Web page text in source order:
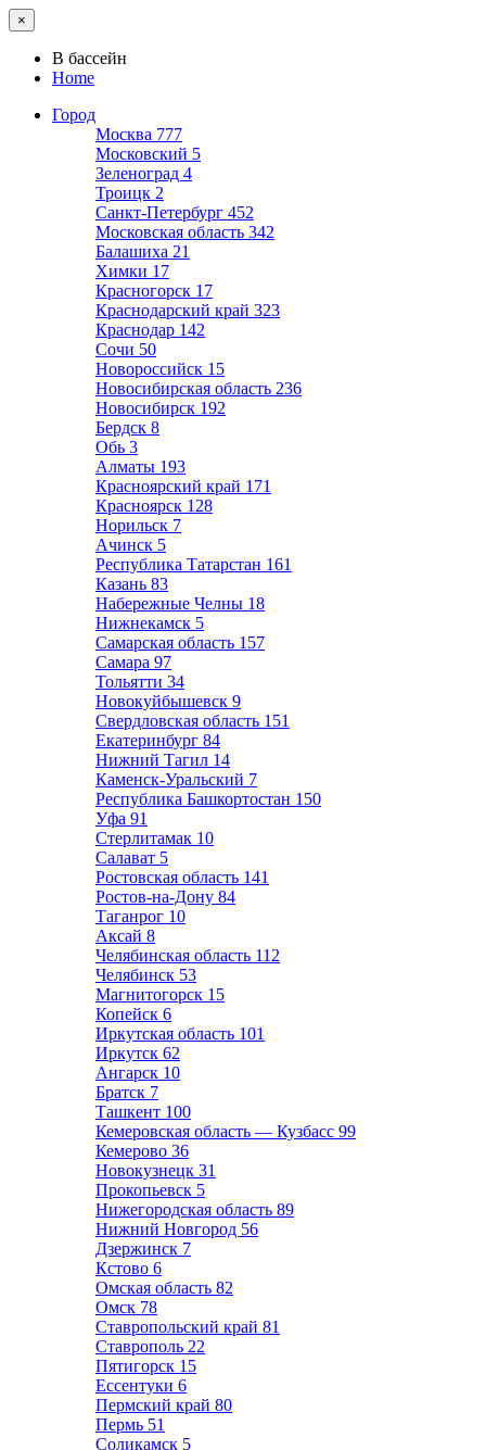
×
В бассейн
Home
Город
Москва 777
Московский 5
Зеленоград 4
Троицк 2
Санкт-Петербург 452
Московская область 342
Балашиха 21
Химки 17
Красногорск 17
Краснодарский край 323
Краснодар 142
Сочи 50
Новороссийск 15
Новосибирская область 236
Новосибирск 192
Бердск 8
Обь 3
Алматы 193
Красноярский край 171
Красноярск 128
Норильск 7
Ачинск 5
Республика Татарстан 161
Казань 83
Набережные Челны 18
Нижнекамск 5
Самарская область 157
Самара 97
Тольятти 34
Новокуйбышевск 9
Свердловская область 151
Екатеринбург 84
Нижний Тагил 14
Каменск-Уральский 7
Республика Башкортостан 150
Уфа 91
Стерлитамак 10
Салават 5
Ростовская область 141
Ростов-на-Дону 84
Таганрог 10
Аксай 8
Челябинская область 112
Челябинск 53
Магнитогорск 15
Копейск 6
Иркутская область 101
Иркутск 62
Ангарск 10
Братск 7
Ташкент 100
Кемеровская область — Кузбасс 99
Кемерово 36
Новокузнецк 31
Прокопьевск 5
Нижегородская область 89
Нижний Новгород 56
Дзержинск 7
Кстово 6
Омская область 82
Омск 78
Ставропольский край 81
Ставрополь 22
Пятигорск 15
Ессентуки 6
Пермский край 80
Пермь 51
Соликамск 5